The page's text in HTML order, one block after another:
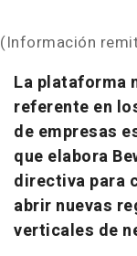
(Información
La plataforma
referente en
de empresas
que elabora
directiva para
abrir nuevas
verticales de